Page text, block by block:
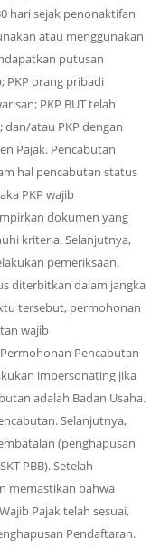
hari sejak penonaktifan
atau menggunakan
putusan
PKP orang pribadi
PKP BUT telah
atau PKP dengan
Pajak. Pencabutan
hal pencabutan status
PKP wajib
dokumen yang
kriteria. Selanjutnya,
pemeriksaan.
diterbitkan dalam jangka
tersebut, permohonan
wajib
Pencabutan
impersonating jika
adalah Badan Usaha.
Selanjutnya,
(penghapusan
PBB). Setelah
memastikan bahwa
Pajak telah sesuai,
Pendaftaran.